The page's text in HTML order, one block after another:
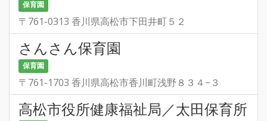
保育園
〒761-0313 香川県高松市下田井町５２
さんさん保育園
保育園
〒761-1703 香川県高松市香川町浅野８３４−３
高松市役所健康福祉局／太田保育所